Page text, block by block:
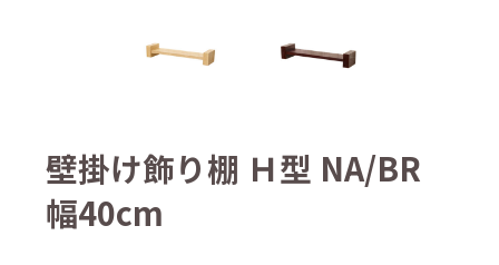
壁掛け飾り棚 Ｈ型 NA/BR
幅40cm